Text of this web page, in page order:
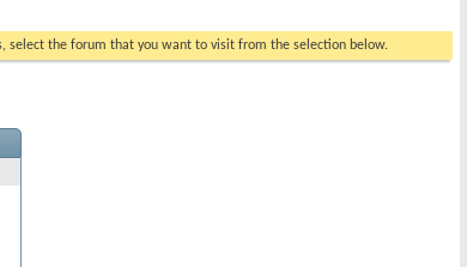
select the forum that you want to visit from the selection below.